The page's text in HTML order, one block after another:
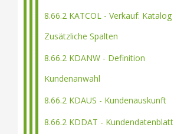
8.66.2 KATCOL - Verkauf: Katalog
Zusätzliche Spalten
8.66.2 KDANW - Definition
Kundenanwahl
8.66.2 KDAUS - Kundenauskunft
8.66.2 KDDAT - Kundendatenblatt